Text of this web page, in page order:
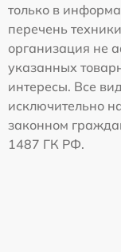
только в
перечень
организация не
указанных
интересы. Все
исключительно
законном
1487 ГК РФ.